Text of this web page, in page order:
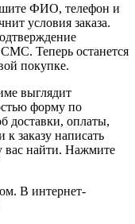
ФИО, телефон и
условия заказа.
Теперь останется
покупке.
выглядит
форму по
доставки, оплаты,
заказу написать
вас найти. Нажмите
В интернет-